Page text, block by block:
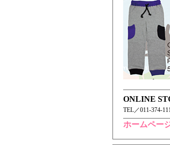
ONLINE
TEL／ 011-374-
ホームペ